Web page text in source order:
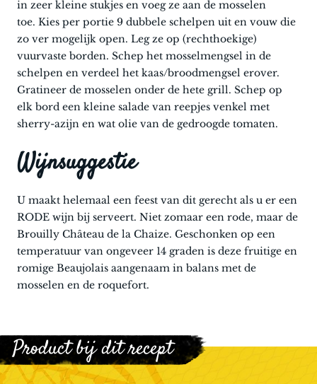
in zeer kleine stukjes en voeg ze aan de mosselen
toe. Kies per portie 9 dubbele schelpen uit en vouw die
zo ver mogelijk open. Leg ze op (rechthoekige)
vuurvaste borden. Schep het mosselmengsel in de
schelpen en verdeel het kaas/broodmengsel erover.
Gratineer de mosselen onder de hete grill. Schep op
elk bord een kleine salade van reepjes venkel met
sherry-azijn en wat olie van de gedroogde tomaten.
Wijnsuggestie
U maakt helemaal een feest van dit gerecht als u er een
RODE wijn bij serveert. Niet zomaar een rode, maar de
Brouilly Château de la Chaize. Geschonken op een
temperatuur van ongeveer 14 graden is deze fruitige en
romige Beaujolais aangenaam in balans met de
mosselen en de roquefort.
Product bij dit recept